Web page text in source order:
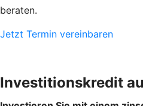
beraten.
Jetzt Termin vereinbaren
Investitionskredit